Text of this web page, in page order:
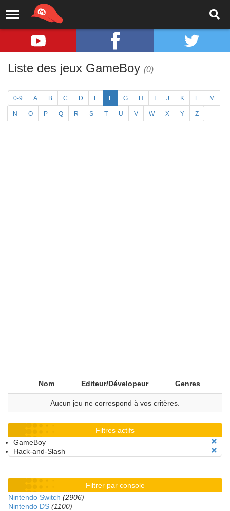
Liste des jeux GameBoy (0)
0-9 A B C D E F G H J K L M
N O P Q R S T U V W X Y Z
Nom Editeur/Dévelopeur Genres
Aucun jeu ne correspond à vos critères.
Filtres actifs
GameBoy
Hack-and-Slash
Filtrer par console
Nintendo Switch (2906)
Nintendo DS (1100)